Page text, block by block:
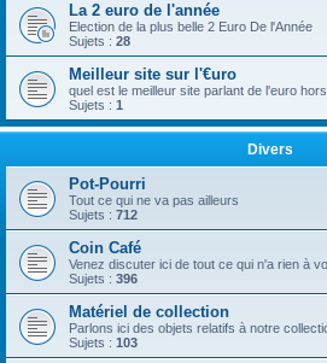
La 2 euro de l'année
Election de la plus belle 2 Euro De l'Année
Sujets : 28
Meilleur site sur l'€uro
quel est le meilleur site parlant de l'euro
Sujets : 1
Divers
Pot-Pourri
Tout ce qui ne va pas ailleurs
Sujets : 712
Coin Café
Venez discuter ici de tout ce qui n'a rien à
Sujets : 396
Matériel de collection
Parlons ici des objets relatifs à notre
Sujets : 103